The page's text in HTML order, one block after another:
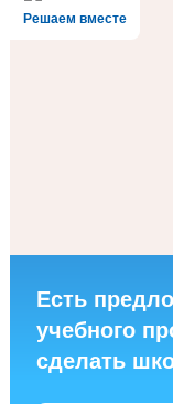
Решаем вместе
Есть
учебного
сделать